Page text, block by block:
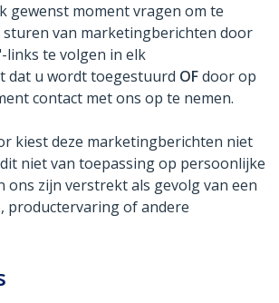
gewenst moment vragen om te
van marketingberichten door
links te volgen in elk
dat u wordt toegestuurd OFdoor op
contact met ons op te nemen.
kiest deze marketingberichten niet
niet van toepassing op persoonlijke
ons zijn verstrekt als gevolg van een
productervaring of andere